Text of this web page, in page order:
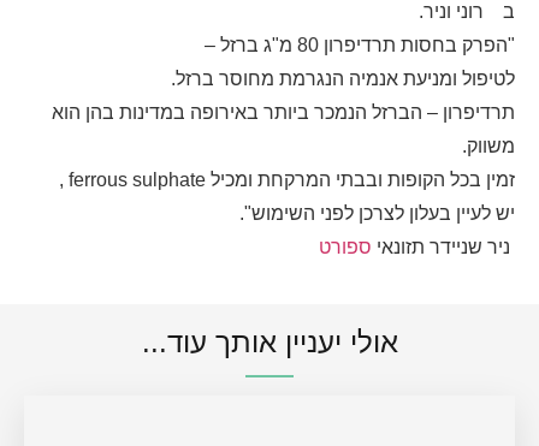
ב
רוני וניר.
"הפרק בחסות תרדיפרון 80 מ"ג ברזל –
לטיפול ומניעת אנמיה הנגרמת מחוסר ברזל.
תרדיפרון – הברזל הנמכר ביותר באירופה במדינות בהן הוא
משווק.
זמין בכל הקופות ובבתי המרקחת ומכיל ferrous sulphate ,
יש לעיין בעלון לצרכן לפני השימוש".
ניר שניידר תזונאי ספורט
אולי יעניין אותך עוד...